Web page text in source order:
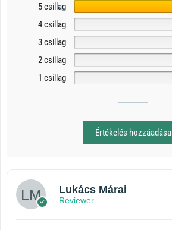
5 csillag
4 csillag
3 csillag
2 csillag
1 csillag
Értékelés hozzáadása
Lukács Márai
Reviewer